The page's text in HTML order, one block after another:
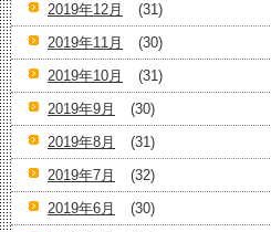
2019年12月
(31)
2019年11月
(30)
2019年10月
(31)
2019年9月
(30)
2019年8月
(31)
2019年7月
(32)
2019年6月
(30)